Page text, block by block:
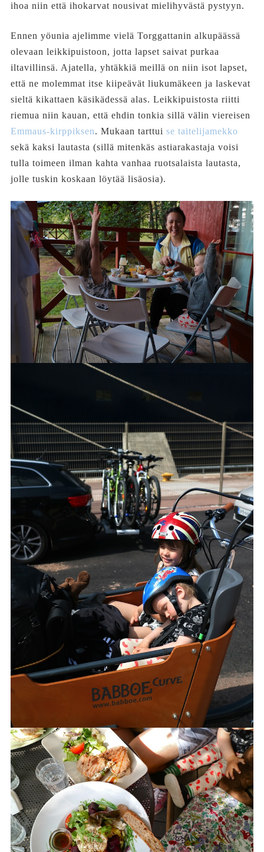
ihoa niin että ihokarvat nousivat mielihyvästä pystyyn.
Ennen yöunia ajelimme vielä Torggattanin alkupäässä
olevaan leikkipuistoon, jotta lapset saivat purkaa
iltavillinsä. Ajatella, yhtäkkiä meillä on niin isot lapset,
että ne molemmat itse kiipeävät liukumäkeen ja laskevat
sieltä kikattaen käsikädessä alas. Leikkipuistosta riitti
riemua niin kauan, että ehdin tonkia sillä välin viereisen
Emmaus-kirppiksen. Mukaan tarttui se taitelijamekko
sekä kaksi lautasta (sillä mitenkäs astiarakastaja voisi
tulla toimeen ilman kahta vanhaa ruotsalaista lautasta,
jolle tuskin koskaan löytää lisäosia).